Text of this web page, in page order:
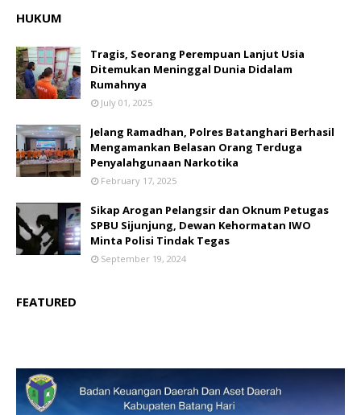
HUKUM
Tragis, Seorang Perempuan Lanjut Usia
Ditemukan Meninggal Dunia Didalam
Rumahnya
July 01, 2025
Jelang Ramadhan, Polres Batanghari Berhasil
Mengamankan Belasan Orang Terduga
Penyalahgunaan Narkotika
February 17, 2025
Sikap Arogan Pelangsir dan Oknum Petugas
SPBU Sijunjung, Dewan Kehormatan IWO
Minta Polisi Tindak Tegas
September 19, 2024
FEATURED